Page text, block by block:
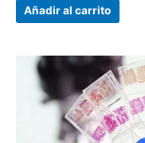
Añadir al carrito